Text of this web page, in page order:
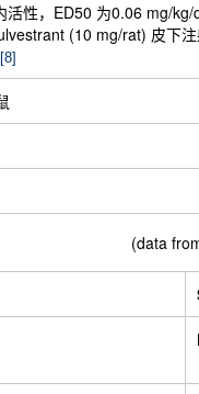
性，ED50 为0.06 mg/
(10 mg/rat) 皮下注
[8]
(data